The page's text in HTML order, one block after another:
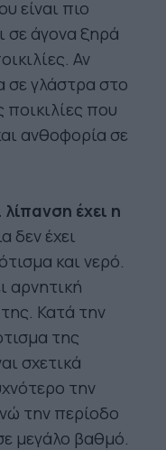
είναι πιο
σε άγονα ξηρά
Αν
σε γλάστρα στο
ποικιλίες που
ανθοφορία σε
έχει η
δεν έχει
και νερό.
αρνητική
Κατά την
της
σχετικά
την
την περίοδο
μεγάλο βαθμό.